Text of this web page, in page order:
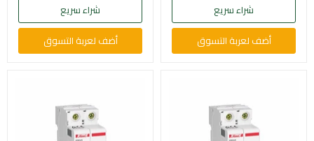
شراء سريع
أضف لعربة التسوق
شراء سريع
أضف لعربة التسوق